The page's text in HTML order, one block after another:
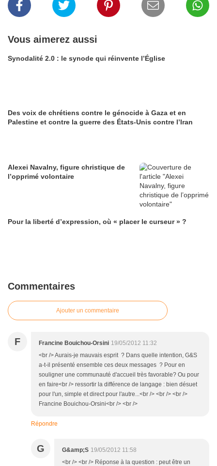
Vous aimerez aussi
Synodalité 2.0 : le synode qui réinvente l’Église
Des voix de chrétiens contre le génocide à Gaza et en
Palestine et contre la guerre des États-Unis contre l’Iran
Alexei Navalny, figure christique de
l’opprimé volontaire
Pour la liberté d’expression, où « placer le curseur » ?
Commentaires
Ajouter un commentaire
F Francine Bouichou-Orsini 19/05/2012 11:32
<br /> Aurais-je mauvais esprit ? Dans quelle intention, G&S
a-t-il présenté ensemble ces deux messages ? Pour en
souligner une communauté d'accueil très favorable? Ou pour
en faire<br /> ressortir la différence de langage : bien désuet
pour l'un, simple et direct pour l'autre...<br /> <br /> <br />
Francine Bouichou-Orsini<br /> <br />
Répondre
G G&amp;S 19/05/2012 11:58
<br /> <br /> Réponse à la question : peut être un